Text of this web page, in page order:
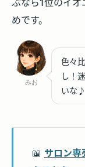
ぶなら1位のイオ
めです。
みお
色々
し！
いな♪
📖 サロン専